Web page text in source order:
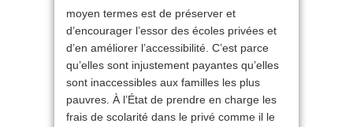
moyen termes est de préserver et
d’encourager l’essor des écoles privées et
d’en améliorer l’accessibilité. C’est parce
qu’elles sont injustement payantes qu’elles
sont inaccessibles aux familles les plus
pauvres. À l’État de prendre en charge les
frais de scolarité dans le privé comme il le